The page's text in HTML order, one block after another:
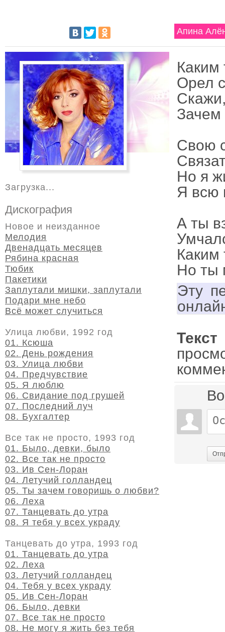
Апина
Каким
Орел
Зачем
Свою
Но я
Я всю
А ты
Каким
Но ты
Эту
Загрузка...
Дискография
Новое и неизданное
Мелодия
Двенадцать месяцев
Рябина красная
Тюбик
Пакетики
Заплутали мишки, заплутали
Подари мне небо
Всё может случиться
Улица любви, 1992 год
01. Ксюша
02. День рождения
03. Улица любви
04. Предчувствие
05. Я люблю
06. Свидание под грушей
07. Последний луч
08. Бухгалтер
Все так не просто, 1993 год
01. Было, девки, было
02. Все так не просто
03. Ив Сен-Лоран
04. Летучий голландец
05. Ты зачем говоришь о любви?
06. Леха
07. Танцевать до утра
08. Я тебя у всех украду
Танцевать до утра, 1993 год
01. Танцевать до утра
02. Леха
03. Летучий голландец
04. Тебя у всех украду
05. Ив Сен-Лоран
06. Было, девки
07. Все так не просто
08. Не могу я жить без тебя